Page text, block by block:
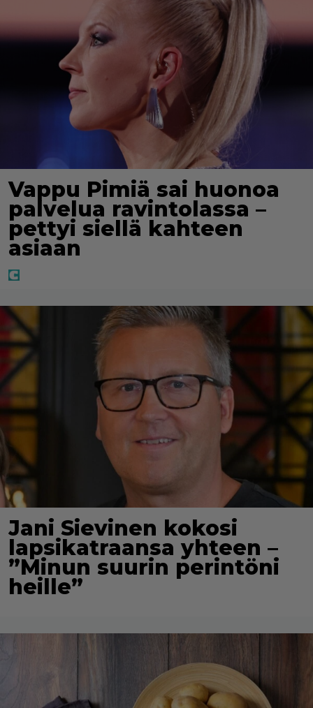
Vappu Pimiä sai huonoa
palvelua ravintolassa –
pettyi siellä kahteen
asiaan
Jani Sievinen kokosi
lapsikatraansa yhteen –
”Minun suurin perintöni
heille”